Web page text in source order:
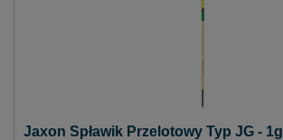
Jaxon Spławik Przelotowy Typ JG - 1g